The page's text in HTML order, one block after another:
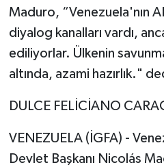
Maduro, “Venezuela'nın
diyalog kanalları vardı,
ediliyorlar. Ülkenin
altında, azami hazırlık."
DULCE FELİCİANO
VENEZUELA (İGFA) -
Devlet Başkanı Nicolás